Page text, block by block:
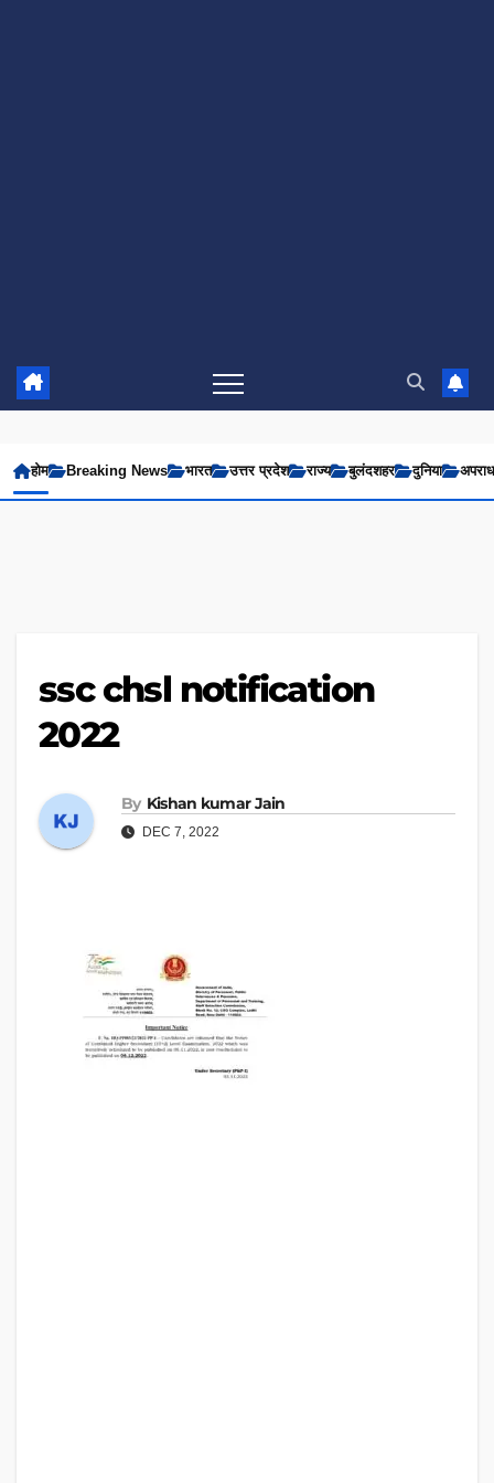
होम Breaking News भारत उत्तर प्रदेश राज्य बुलंदशहर दुनिया अपराध
ssc chsl notification
2022
By Kishan kumar Jain
DEC 7, 2022